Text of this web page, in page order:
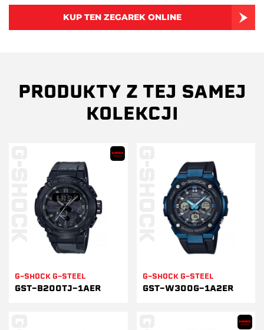
KUP TEN ZEGAREK ONLINE
PRODUKTY Z TEJ SAMEJ
KOLEKCJI
G-SHOCK G-STEEL
GST-B200TJ-1AER
G-SHOCK G-STEEL
GST-W300G-1A2ER